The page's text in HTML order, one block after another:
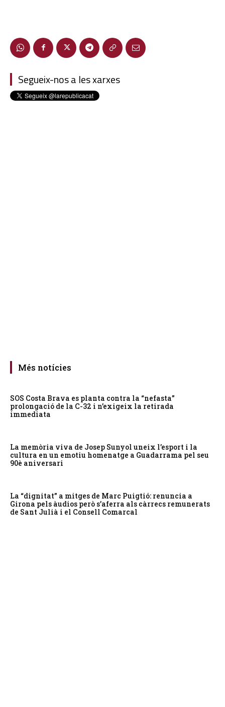
Segueix-nos a les xarxes
Més notícies
SOS Costa Brava es planta contra la “nefasta”
prolongació de la C-32 i n’exigeix la retirada
immediata
La memòria viva de Josep Sunyol uneix l’esport i la
cultura en un emotiu homenatge a Guadarrama pel seu
90è aniversari
La “dignitat” a mitges de Marc Puigtió: renuncia a
Girona pels àudios però s’aferra als càrrecs remunerats
de Sant Julià i el Consell Comarcal